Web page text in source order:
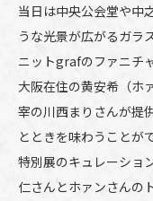
当日は中央公会堂や中
うな光景が広がるガラ
ニットgrafのファニチ
大阪在住の黄安希（ホ
宰の川西まりさんが提
とときを味わうことが
特別展のキュレーショ
仁さんとホァンさんの